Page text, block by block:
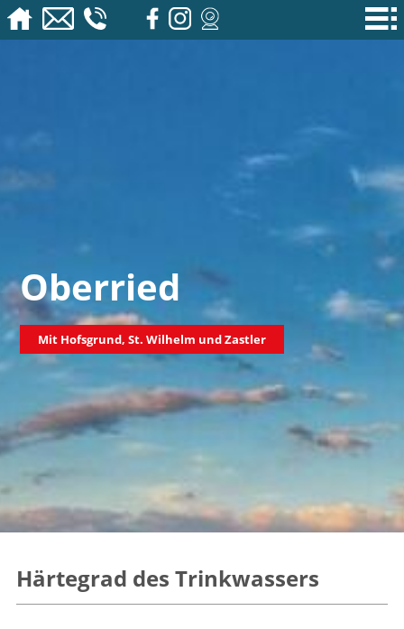
Oberried
Mit Hofsgrund, St. Wilhelm und Zastler
Härtegrad des Trinkwassers